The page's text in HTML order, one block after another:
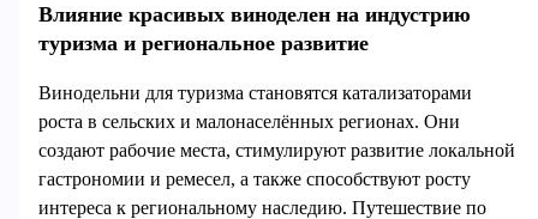
Влияние красивых виноделен на индустрию
туризма и региональное развитие
Винодельни для туризма становятся катализаторами
роста в сельских и малонаселённых регионах. Они
создают рабочие места, стимулируют развитие локальной
гастрономии и ремесел, а также способствуют росту
интереса к региональному наследию. Путешествие по